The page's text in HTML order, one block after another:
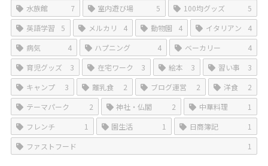
水族館
7 室内遊び場 5 100均グッズ
5
英語学習
5 メルカリ 4 動物園 4 イタリアン
4
病気
4 ハプニング 4 ベーカリー
4
育児グッズ
3 在宅ワーク 3 絵本 3 習い事
3
キャンプ
3 離乳食 2 ブログ運営 2 洋食
2
テーマパーク
2 神社・仏閣 2 中華料理
1
フレンチ
1 園生活 1 日商簿記
1
ファストフード
1